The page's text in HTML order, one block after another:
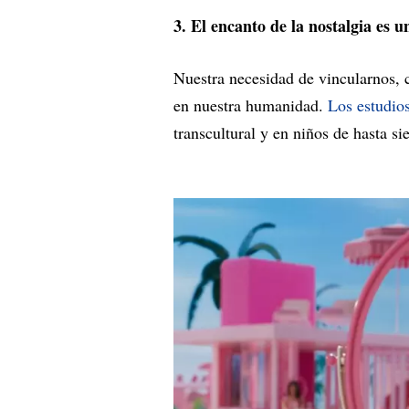
3. El encanto de la nostalgia es
Nuestra necesidad de vincularnos,
en nuestra humanidad. Los
transcultural y en niños de hasta